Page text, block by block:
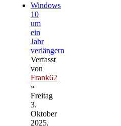
Windows
10
um
ein
Jahr
verlängern
Verfasst
von
Frank62
»
Freitag
3.
Oktober
2025,